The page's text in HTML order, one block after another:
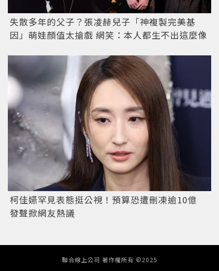
失散多年的父子？張凌赫兒子「神複製完美基
因」萌娃顏值太搶戲 網笑：本人都生不出這麼像
柯佳嬿罕見表態挺公視！預算恐遭刪凍逾10億
發聲掀網友熱議
聯合線上公司 著作權所有 ©2025